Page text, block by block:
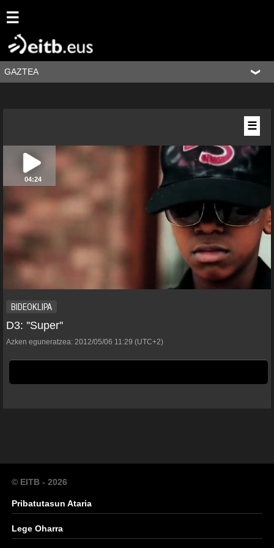
☰
GAZTEA
04:24
BIDEOKLIPA
D3: ''Super''
Azken eguneratzea: 2012/05/06 11:29 (UTC+2)
☰
© EITB - 2026
Pribatutasun Ataria
Lege Oharra